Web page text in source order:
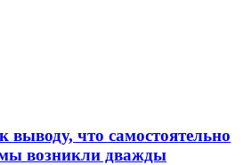
что самостоятельно
возникли дважды